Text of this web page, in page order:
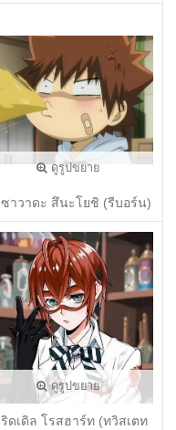
ดูรูปขยาย
ซาวาดะ สึนะโยชิ (รีบอร์น)
ดูรูปขยาย
ริดเดิล โรสฮาร์ท (ทวิสเตท